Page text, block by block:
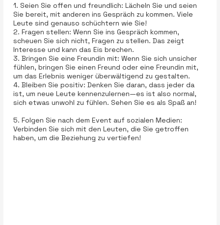
1. Seien Sie offen und freundlich: Lächeln Sie und seien
Sie bereit, mit anderen ins Gespräch zu kommen. Viele
Leute sind genauso schüchtern wie Sie!
2. Fragen stellen: Wenn Sie ins Gespräch kommen,
scheuen Sie sich nicht, Fragen zu stellen. Das zeigt
Interesse und kann das Eis brechen.
3. Bringen Sie eine Freundin mit: Wenn Sie sich unsicher
fühlen, bringen Sie einen Freund oder eine Freundin mit,
um das Erlebnis weniger überwältigend zu gestalten.
4. Bleiben Sie positiv: Denken Sie daran, dass jeder da
ist, um neue Leute kennenzulernen—es ist also normal,
sich etwas unwohl zu fühlen. Sehen Sie es als Spaß an!
5. Folgen Sie nach dem Event auf sozialen Medien:
Verbinden Sie sich mit den Leuten, die Sie getroffen
haben, um die Beziehung zu vertiefen!